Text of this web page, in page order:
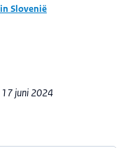
Slovenië
17 juni 2024